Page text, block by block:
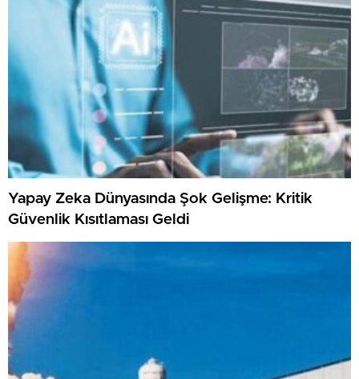
Yapay Zeka Dünyasında Şok Gelişme: Kritik
Güvenlik Kısıtlaması Geldi